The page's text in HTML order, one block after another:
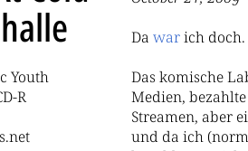
Youth
R
Da warich doch.
Das komische
Medien,
Streamen, aber
und da ich